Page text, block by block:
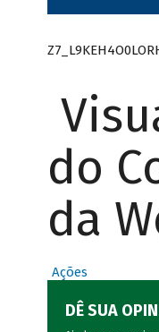
do
da
Ações
DÊ SUA